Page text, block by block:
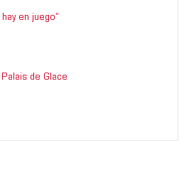
en juego”
de Glace